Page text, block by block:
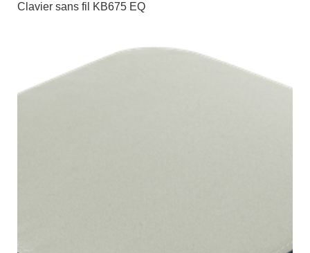
Clavier sans fil KB675 EQ